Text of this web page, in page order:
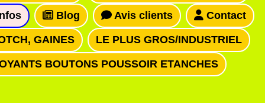
Blog Avis clients Contact
GAINES LE PLUS GROS/INDUSTRIEL
BOUTONS POUSSOIR ETANCHES